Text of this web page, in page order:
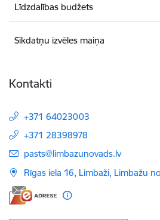
Līdzdalības budžets
Sīkdatņu izvēles maiņa
Kontakti
+371 64023003
+371 28398978
E-pasts:
pasts@limbazunovads.lv
Rīgas iela 16, Limbaži, Limbažu